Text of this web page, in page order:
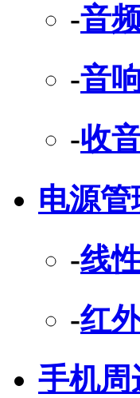
-音
-音
-收
电源管
-线
-红
手机周